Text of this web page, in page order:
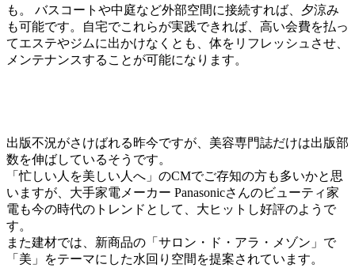
も。 バスコートや中庭など外部空間に接続すれば、夕涼み
も可能です。自宅でこれらが実践できれば、高い会費を払っ
てエステやジムに出かけなくとも、体をリフレッシュさせ、
メンテナンスすることが可能になります。
出版不況がさけばれる昨今ですが、美容専門誌だけは出版部
数を伸ばしているそうです。
「忙しい人を美しい人へ」のCMでご存知の方も多いかと思
いますが、大手家電メーカー Panasonicさんのビューティ家
電も今の時代のトレンドとして、大ヒットし好評のようで
す。
また建材では、新商品の「サロン・ド・アラ・メゾン」で
「美」をテーマにした水回り空間を提案されています。